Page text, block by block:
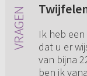
Ik heb
dat u er
van bijna
ben ik